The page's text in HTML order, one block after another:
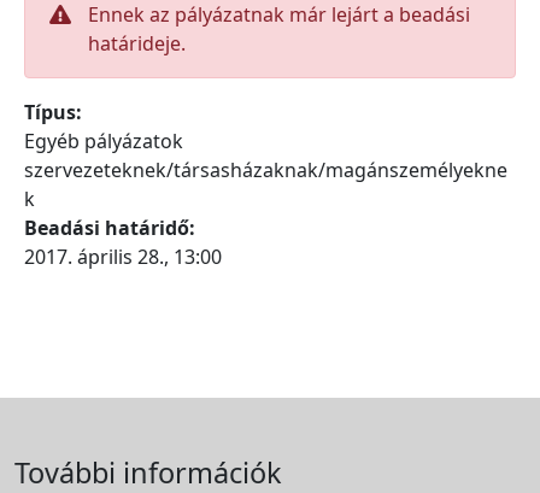
Ennek az pályázatnak már lejárt a beadási
határideje.
Típus:
Egyéb pályázatok
szervezeteknek/társasházaknak/magánszemélyekne
k
Beadási határidő:
2017. április 28., 13:00
További információk